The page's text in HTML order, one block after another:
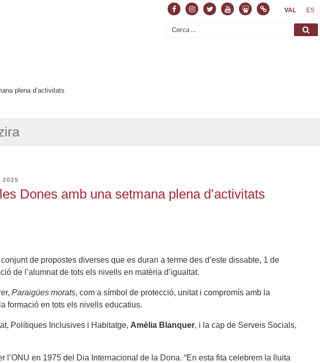
FacebookInstagram
TwitterYoutubeSlideshare
NormasVAL ES
Cerca:
plena d’activitats
2025
Dones amb una setmana plena d’activitats
de propostes diverses que es duran a terme des d’este dissabte, 1 de
de l’alumnat de tots els nivells en matèria d’igualtat.
Paraigües morats, com a símbol de protecció, unitat i compromís amb la
formació en tots els nivells educatius.
Polítiques Inclusives i Habitatge, Amèlia Blanquer, i la cap de Serveis Socials,
en 1975 del Dia Internacional de la Dona. “En esta fita celebrem la lluita